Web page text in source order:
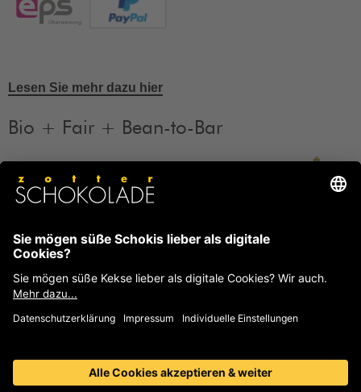
Lesen Sie mehr dazu hier
Bio + Fair + Bean-to-Bar
Informationen
FAQ
Häufige Fragen und Antworten von Zotter